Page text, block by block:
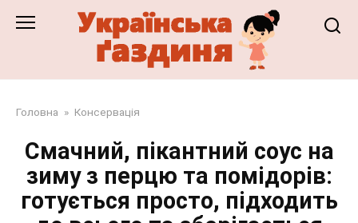
Головна » Консервація
Смачний, пікантний соус на
зиму з перцю та помідорів:
готується просто, підходить